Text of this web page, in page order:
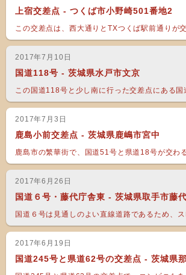
上宿交差点 - つくば市小野崎501番地2
この交差点は、西大通りとTXつくば駅前通りが
2017年7月10日
国道118号 - 茨城県水戸市文京
この国道118号と少し南に行った交差点にある
2017年7月3日
鹿島小前交差点 - 茨城県鹿嶋市宮中
鹿島市の繁華街で、国道51号と県道18号が交わ
2017年6月26日
国道６号・藤代庁舎東 - 茨城県取手市藤代
国道６号は見通しのよい直線道路であるため、
2017年6月19日
国道245号と県道62号の交差点 - 茨城県